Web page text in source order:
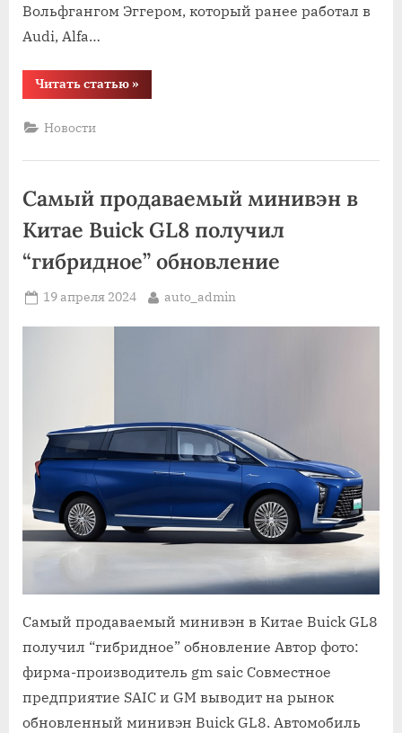
Вольфгангом Эггером, который ранее работал в
Audi, Alfa…
Читать статью“BYD
показал
кокпитами
и
пассажира”
»
Новости
Самый продаваемый минивэн в
Китае Buick GL8 получил
“гибридное” обновление
Posted
19 апреля 2024 By
auto_admin
Самый продаваемый минивэн в Китае Buick GL8
получил “гибридное” обновление Автор фото:
фирма-производитель gm saic Совместное
предприятие SAIC и GM выводит на рынок
обновленный минивэн Buick GL8. Автомобиль